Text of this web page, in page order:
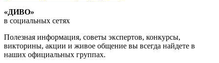
«ДИВО»
в социальных сетях
Полезная информация, советы экспертов, конкурсы,
викторины, акции и живое общение вы всегда найдете в
наших официальных группах.